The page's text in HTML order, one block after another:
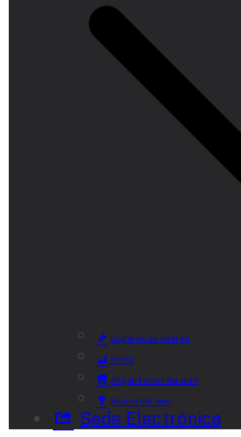
Lugares de Interés
Rutas
Alojamientos Rurales
Museo del Vino
Sede Electrónica